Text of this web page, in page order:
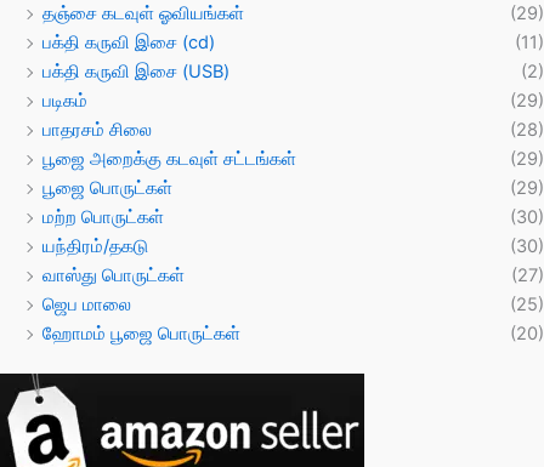
தஞ்சை கடவுள் ஓவியங்கள்
(29)
பக்தி கருவி இசை (cd)
(11)
பக்தி கருவி இசை (USB)
(2)
படிகம்
(29)
பாதரசம் சிலை
(28)
பூஜை அறைக்கு கடவுள் சட்டங்கள்
(29)
பூஜை பொருட்கள்
(29)
மற்ற பொருட்கள்
(30)
யந்திரம்/தகடு
(30)
வாஸ்து பொருட்கள்
(27)
ஜெப மாலை
(25)
ஹோமம் பூஜை பொருட்கள்
(20)